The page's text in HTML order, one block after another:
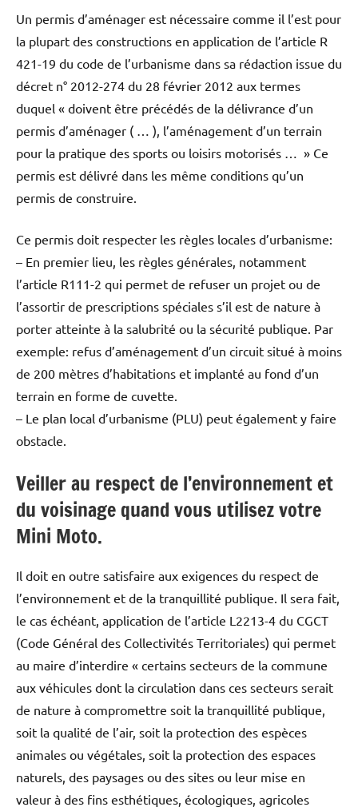
Un permis d’aménager est nécessaire comme il l’est pour
la plupart des constructions en application de l’article R
421-19 du code de l’urbanisme dans sa rédaction issue du
décret n° 2012-274 du 28 février 2012 aux termes
duquel « doivent être précédés de la délivrance d’un
permis d’aménager ( … ), l’aménagement d’un terrain
pour la pratique des sports ou loisirs motorisés … » Ce
permis est délivré dans les même conditions qu’un
permis de construire.
Ce permis doit respecter les règles locales d’urbanisme:
– En premier lieu, les règles générales, notamment
l’article R111-2 qui permet de refuser un projet ou de
l’assortir de prescriptions spéciales s’il est de nature à
porter atteinte à la salubrité ou la sécurité publique. Par
exemple: refus d’aménagement d’un circuit situé à moins
de 200 mètres d’habitations et implanté au fond d’un
terrain en forme de cuvette.
– Le plan local d’urbanisme (PLU) peut également y faire
obstacle.
Veiller au respect de l’environnement et
du voisinage quand vous utilisez votre
Mini Moto.
Il doit en outre satisfaire aux exigences du respect de
l’environnement et de la tranquillité publique. Il sera fait,
le cas échéant, application de l’article L2213-4 du CGCT
(Code Général des Collectivités Territoriales) qui permet
au maire d’interdire « certains secteurs de la commune
aux véhicules dont la circulation dans ces secteurs serait
de nature à compromettre soit la tranquillité publique,
soit la qualité de l’air, soit la protection des espèces
animales ou végétales, soit la protection des espaces
naturels, des paysages ou des sites ou leur mise en
valeur à des fins esthétiques, écologiques, agricoles